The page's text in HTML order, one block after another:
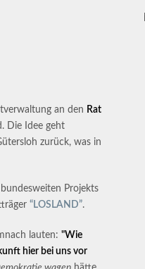
an den Rat
Die Idee geht
zurück, was in
Projekts
“LOSLAND”.
lauten: "Wie
hier bei uns vor